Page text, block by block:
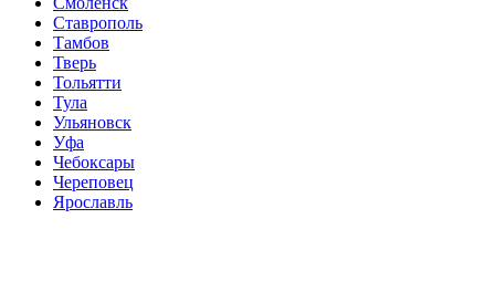
Ставрополь
Тамбов
Тверь
Тольятти
Тула
Ульяновск
Уфа
Чебоксары
Череповец
Ярославль